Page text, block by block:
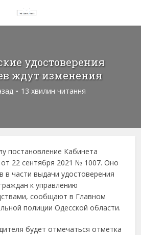
удостоверения
ждут изменения
13 хвилин читання
постановление Кабинета
22 сентября 2021 № 1007. Оно
в части выдачи удостоверения
к управлению
сообщают в Главном
полиции Одесской области.
будет отмечаться отметка